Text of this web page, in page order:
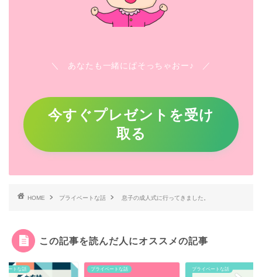
＼ あなたも一緒にぱそっちゃおー♪ ／
今すぐプレゼントを受け
取る
HOME プライベートな話 息子の成人式に行ってきました。
この記事を読んだ人にオススメの記事
ベートな話 プライベートな話 プライベートな話